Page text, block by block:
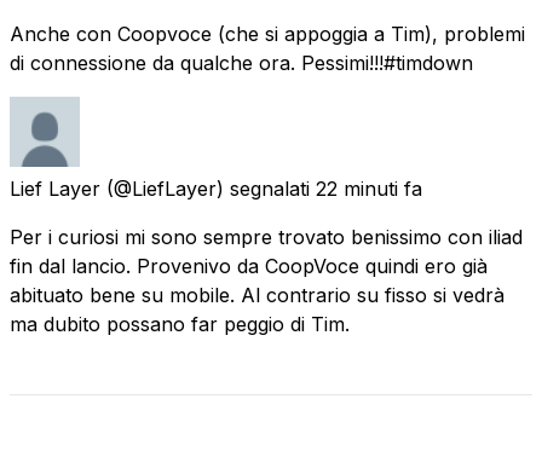
Anche con Coopvoce (che si appoggia a Tim), problemi
di connessione da qualche ora. Pessimi!!!#timdown
Lief Layer (@LiefLayer) segnalati 22 minuti fa
Per i curiosi mi sono sempre trovato benissimo con iliad
fin dal lancio. Provenivo da CoopVoce quindi ero già
abituato bene su mobile. Al contrario su fisso si vedrà
ma dubito possano far peggio di Tim.